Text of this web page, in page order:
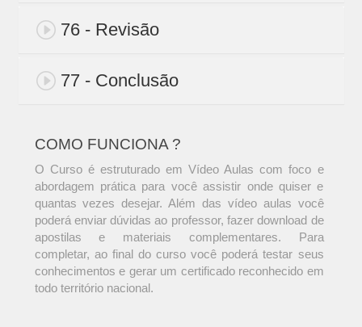
76 - Revisão
77 - Conclusão
COMO FUNCIONA ?
O Curso é estruturado em Vídeo Aulas com foco e
abordagem prática para você assistir onde quiser e
quantas vezes desejar. Além das vídeo aulas você
poderá enviar dúvidas ao professor, fazer download de
apostilas e materiais complementares. Para
completar, ao final do curso você poderá testar seus
conhecimentos e gerar um certificado reconhecido em
todo território nacional.